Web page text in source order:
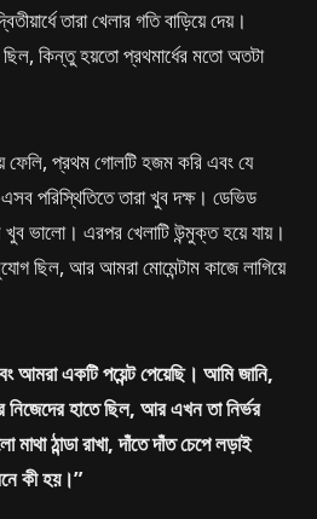
তারা খেলার গতি বাড়িয়ে দেয়।
কিন্তু হয়তো প্রথমার্ধের মতো অতটা
ফেলি, প্রথম গোলটি হজম করি এবং যে
পরিস্থিতিতে তারা খুব দক্ষ। ডেভিড
ভালো। এরপর খেলাটি উন্মুক্ত হয়ে যায়।
ছিল, আর আমরা মোমেন্টাম কাজে লাগিয়ে
আমরা একটি পয়েন্ট পেয়েছি। আমি জানি,
হাতে ছিল, আর এখন তা নির্ভর
ঠান্ডা রাখা, দাঁতে দাঁত চেপে লড়াই
কী হয়।”